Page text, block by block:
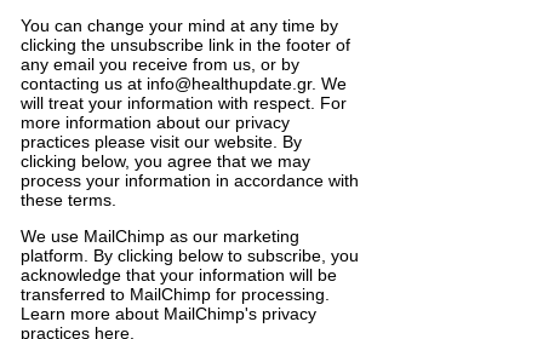
You can change your mind at any time by
clicking the unsubscribe link in the footer of
any email you receive from us, or by
contacting us at info@healthupdate.gr. We
will treat your information with respect. For
more information about our privacy
practices please visit our website. By
clicking below, you agree that we may
process your information in accordance with
these terms.
We use MailChimp as our marketing
platform
By clicking below to subscribe you
acknowledge that your information will be
transferred to MailChimp for processing
Learn more about MailChimp's privacy
practices here